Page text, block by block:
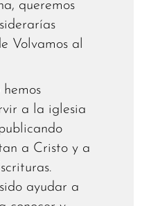
queremos
Volvamos al
hemos
a la iglesia
a Cristo y a
ayudar a